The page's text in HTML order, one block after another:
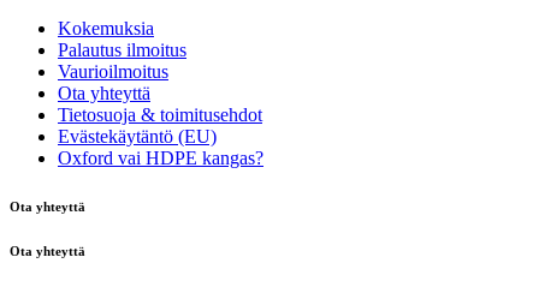
Kokemuksia
Palautus ilmoitus
Vaurioilmoitus
Ota yhteyttä
Tietosuoja & toimitusehdot
Evästekäytäntö (EU)
Oxford vai HDPE kangas?
Ota yhteyttä
Ota yhteyttä